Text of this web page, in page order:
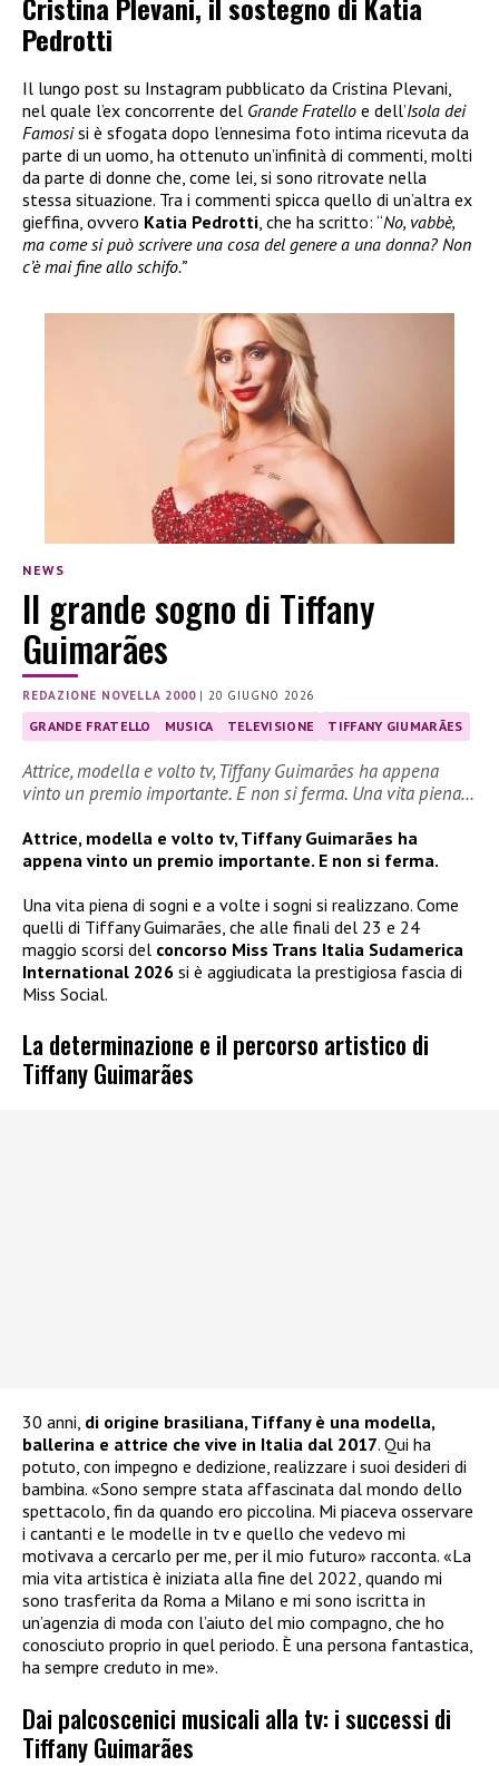
Pedrotti
Il lungo post su Instagram pubblicato da Cristina Plevani,
nel quale l’ex concorrente del Grande Fratello e dell’Isola dei
Famosisi è sfogata dopo l’ennesima foto intima ricevuta da
parte di un uomo, ha ottenuto un’infinità di commenti, molti
da parte di donne che, come lei, si sono ritrovate nella
stessa situazione. Tra i commenti spicca quello di un’altra ex
gieffina, ovvero Katia Pedrotti , che ha scritto: “No, vabbè,
ma come si può scrivere una cosa del genere a una donna? Non
c’è mai fine allo schifo.”
NEWS
Il grande sogno di Tiffany
Guimarães
REDAZIONE NOVELLA 2000|20 GIUGNO 2026
GRANDE FRATELLO MUSICA TELEVISIONE TIFFANY GIUMARÃES
Attrice, modella e volto tv, Tiffany Guimarães ha appena
vinto un premio importante. E non si ferma. Una vita piena…
Attrice, modella e volto tv, Tiffany Guimarães ha
appena vinto un premio importante. E non si ferma.
Una vita piena di sogni e a volte i sogni si realizzano. Come
quelli di Tiffany Guimarães, che alle finali del 23 e 24
maggio scorsi del concorso Miss Trans Italia Sudamerica
International 2026 si è aggiudicata la prestigiosa fascia di
Miss Social.
La determinazione e il percorso artistico di
Tiffany Guimarães
30 anni, di origine brasiliana, Tiffany è una modella,
ballerina e attrice che vive in Italia dal 2017. Qui ha
potuto, con impegno e dedizione, realizzare i suoi desideri di
bambina. «Sono sempre stata affascinata dal mondo dello
spettacolo, fin da quando ero piccolina. Mi piaceva osservare
i cantanti e le modelle in tv e quello che vedevo mi
motivava a cercarlo per me, per il mio futuro» racconta. «La
mia vita artistica è iniziata alla fine del 2022, quando mi
sono trasferita da Roma a Milano e mi sono iscritta in
un’agenzia di moda con l’aiuto del mio compagno, che ho
conosciuto proprio in quel periodo. È una persona fantastica,
ha sempre creduto in me».
Dai palcoscenici musicali alla tv: i successi di
Tiffany Guimarães